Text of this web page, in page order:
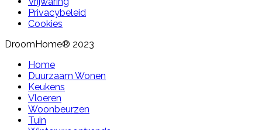
Privacybeleid
Cookies
DroomHome® 2023
Home
Duurzaam Wonen
Keukens
Vloeren
Woonbeurzen
Tuin